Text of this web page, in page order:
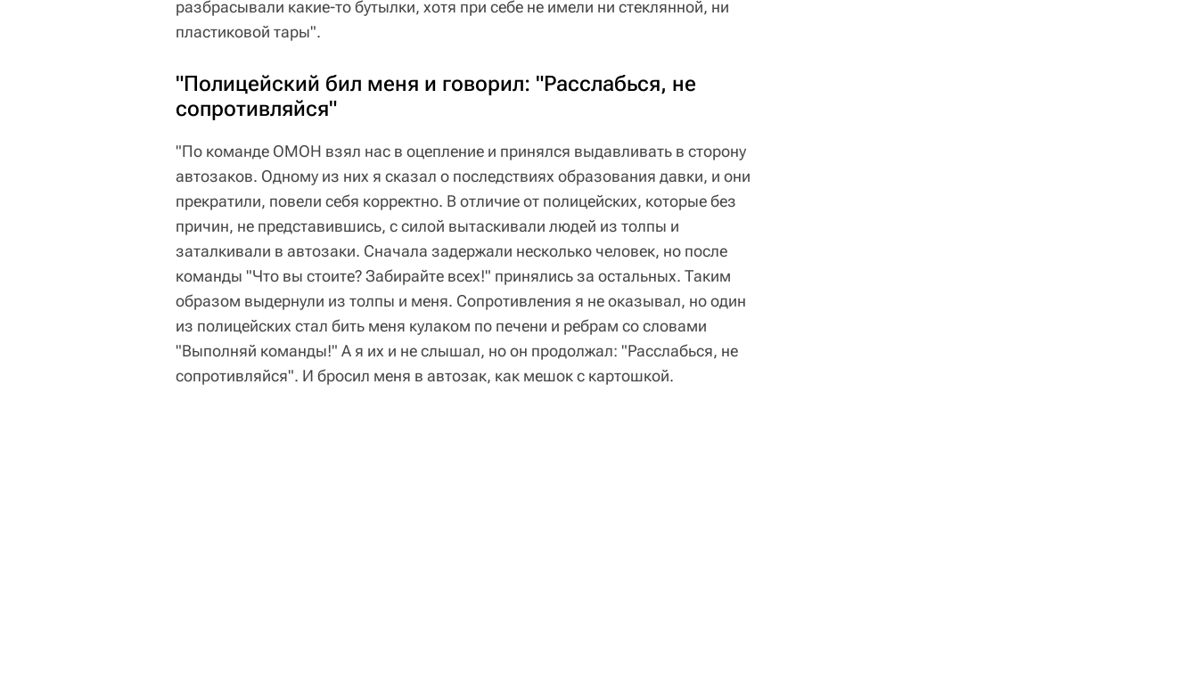
разбрасывали какие-то бутылки, хотя при себе не имели ни стеклянной, ни
пластиковой тары".
"Полицейский бил меня и говорил: "Расслабься, не
сопротивляйся"
"По команде ОМОН взял нас в оцепление и принялся выдавливать в сторону
автозаков. Одному из них я сказал о последствиях образования давки, и они
прекратили, повели себя корректно. В отличие от полицейских, которые без
причин, не представившись, с силой вытаскивали людей из толпы и
заталкивали в автозаки. Сначала задержали несколько человек, но после
команды "Что вы стоите? Забирайте всех!" принялись за остальных. Таким
образом выдернули из толпы и меня. Сопротивления я не оказывал, но один
из полицейских стал бить меня кулаком по печени и ребрам со словами
"Выполняй команды!" А я их и не слышал, но он продолжал: "Расслабься, не
сопротивляйся". И бросил меня в автозак, как мешок с картошкой.